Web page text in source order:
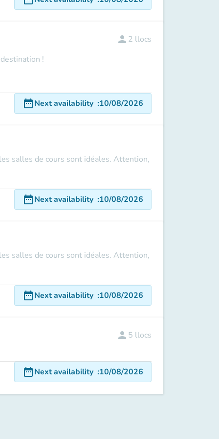
!
person 2 llocs
date_rangeNext availability :10/08/2026
salles de cours sont idéales. Attention,
date_rangeNext availability :10/08/2026
salles de cours sont idéales. Attention,
date_rangeNext availability :10/08/2026
person 5 llocs
date_rangeNext availability :10/08/2026